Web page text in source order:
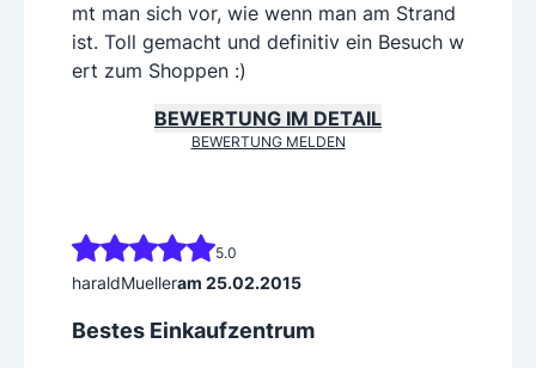
mt man sich vor, wie wenn man am Strand
ist. Toll gemacht und definitiv ein Besuch w
ert zum Shoppen :)
BEWERTUNG IM DETAIL
BEWERTUNG MELDEN
5.0
haraldMuelleram 25.02.2015
Bestes Einkaufzentrum